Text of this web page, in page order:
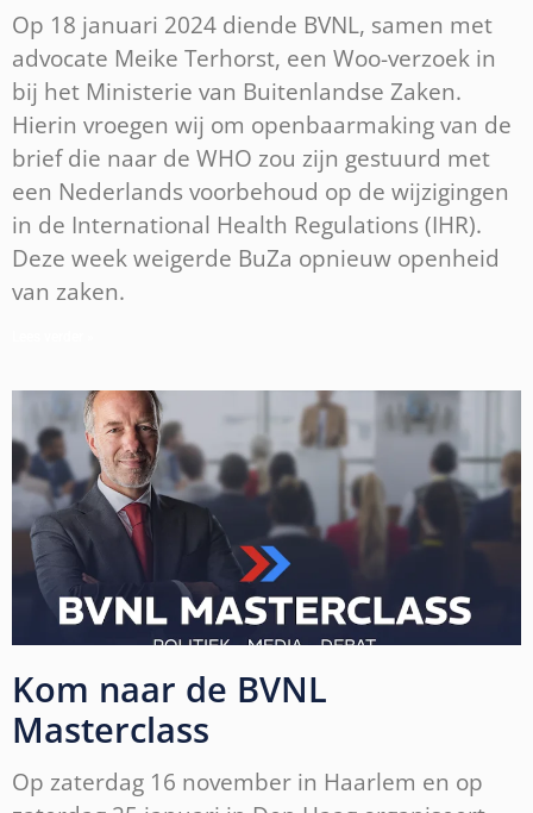
Op 18 januari 2024 diende BVNL, samen met
advocate Meike Terhorst, een Woo-verzoek in
bij het Ministerie van Buitenlandse Zaken.
Hierin vroegen wij om openbaarmaking van de
brief die naar de WHO zou zijn gestuurd met
een Nederlands voorbehoud op de wijzigingen
in de International Health Regulations (IHR).
Deze week weigerde BuZa opnieuw openheid
van zaken.
Kom naar de BVNL
Masterclass
Op zaterdag 16 november in Haarlem en op